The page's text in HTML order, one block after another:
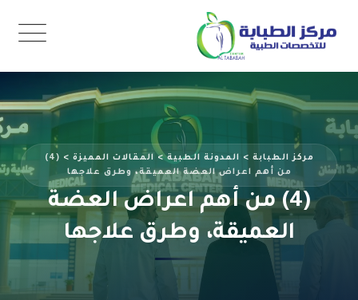
(4) من أهم اعراض العضة
العميقة، وطرق علاجها
مركز الطبابة > المدونة الطبية> المقالات المميزة >
(4)
من أهم اعراض العضة العميقة، وطرق علاجها